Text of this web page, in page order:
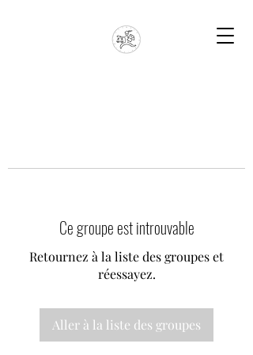
Ce groupe est introuvable
Retournez à la liste des groupes et
réessayez.
Aller à la liste des groupes